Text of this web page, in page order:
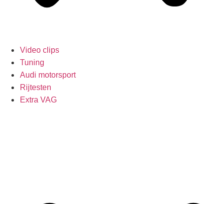
Video clips
Tuning
Audi motorsport
Rijtesten
Extra VAG